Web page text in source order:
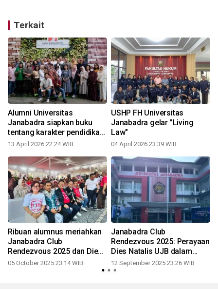
Terkait
Alumni Universitas
Janabadra siapkan buku
tentang karakter pendidikan
berwawasan kebangsaan
13 April 2026 22:24 WIB
USHP FH Universitas
Janabadra gelar "Living
Law"
04 April 2026 23:39 WIB
Ribuan alumnus meriahkan
Janabadra Club
Rendezvous 2025 dan Dies
Natalis Ke-67 UJB
05 October 2025 23:14 WIB
Janabadra Club
Rendezvous 2025: Perayaan
Dies Natalis UJB dalam
nuansa budaya dan inovasi
teknologi
12 September 2025 23:26 WIB